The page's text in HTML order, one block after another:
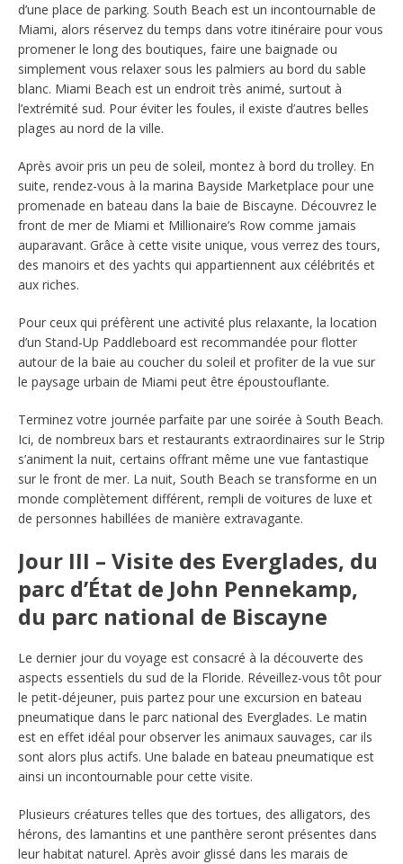
d’une place de parking. South Beach est un incontournable de
Miami, alors réservez du temps dans votre itinéraire pour vous
promener le long des boutiques, faire une baignade ou
simplement vous relaxer sous les palmiers au bord du sable
blanc. Miami Beach est un endroit très animé, surtout à
l’extrémité sud. Pour éviter les foules, il existe d’autres belles
plages au nord de la ville.
Après avoir pris un peu de soleil, montez à bord du trolley. En
suite, rendez-vous à la marina Bayside Marketplace pour une
promenade en bateau dans la baie de Biscayne. Découvrez le
front de mer de Miami et Millionaire’s Row comme jamais
auparavant. Grâce à cette visite unique, vous verrez des tours,
des manoirs et des yachts qui appartiennent aux célébrités et
aux riches.
Pour ceux qui préfèrent une activité plus relaxante, la location
d’un Stand-Up Paddleboard est recommandée pour flotter
autour de la baie au coucher du soleil et profiter de la vue sur
le paysage urbain de Miami peut être époustouflante.
Terminez votre journée parfaite par une soirée à South Beach.
Ici, de nombreux bars et restaurants extraordinaires sur le Strip
s’animent la nuit, certains offrant même une vue fantastique
sur le front de mer. La nuit, South Beach se transforme en un
monde complètement différent, rempli de voitures de luxe et
de personnes habillées de manière extravagante.
​Jour III – Visite des Everglades, du
parc d’État de John Pennekamp,
du parc national de Biscayne
Le dernier jour du voyage est consacré à la découverte des
aspects essentiels du sud de la Floride. Réveillez-vous tôt pour
le petit-déjeuner, puis partez pour une excursion en bateau
pneumatique dans le parc national des Everglades. Le matin
est en effet idéal pour observer les animaux sauvages, car ils
sont alors plus actifs. Une balade en bateau pneumatique est
ainsi un incontournable pour cette visite.
Plusieurs créatures telles que des tortues, des alligators, des
hérons, des lamantins et une panthère seront présentes dans
leur habitat naturel. Après avoir glissé dans les marais de